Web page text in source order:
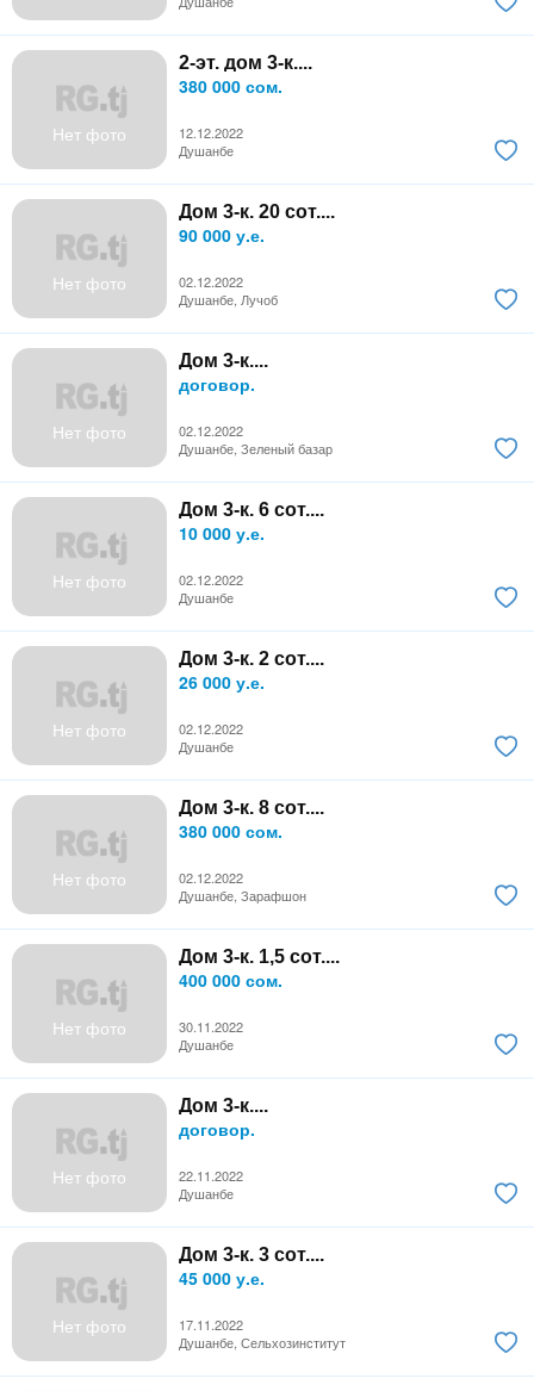
Нет фото
2-эт. дом 3-к....
380 000 сом.
12.12.2022
Душанбе
Нет фото
Дом 3-к. 20 сот....
90 000 у.е.
02.12.2022
Душанбе, Лучоб
Нет фото
Дом 3-к....
договор.
02.12.2022
Душанбе, Зеленый базар
Нет фото
Дом 3-к. 6 сот....
10 000 у.е.
02.12.2022
Душанбе
Нет фото
Дом 3-к. 2 сот....
26 000 у.е.
02.12.2022
Душанбе
Нет фото
Дом 3-к. 8 сот....
380 000 сом.
02.12.2022
Душанбе, Зарафшон
Нет фото
Дом 3-к. 1,5 сот....
400 000 сом.
30.11.2022
Душанбе
Нет фото
Дом 3-к....
договор.
22.11.2022
Душанбе
Нет фото
Дом 3-к. 3 сот....
45 000 у.е.
17.11.2022
Душанбе, Сельхозинститут